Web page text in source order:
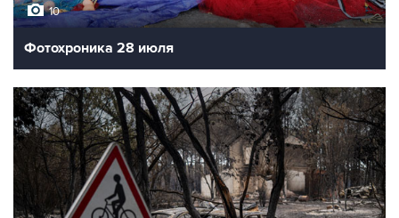
10
Фотохроника 28 июля